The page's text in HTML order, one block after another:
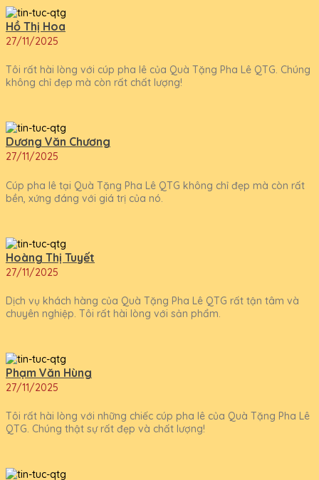
Hồ Thị Hoa
27/11/2025
Tôi rất hài lòng với cúp pha lê của Quà Tặng Pha Lê QTG. Chúng
không chỉ đẹp mà còn rất chất lượng!
Dương Văn Chương
27/11/2025
Cúp pha lê tại Quà Tặng Pha Lê QTG không chỉ đẹp mà còn rất
bền, xứng đáng với giá trị của nó.
Hoàng Thị Tuyết
27/11/2025
Dịch vụ khách hàng của Quà Tặng Pha Lê QTG rất tận tâm và
chuyên nghiệp. Tôi rất hài lòng với sản phẩm.
Phạm Văn Hùng
27/11/2025
Tôi rất hài lòng với những chiếc cúp pha lê của Quà Tặng Pha Lê
QTG. Chúng thật sự rất đẹp và chất lượng!